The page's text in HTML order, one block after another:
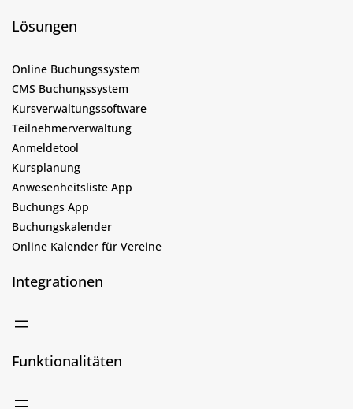
Lösungen
Online Buchungssystem
CMS Buchungssystem
Kursverwaltungssoftware
Teilnehmerverwaltung
Anmeldetool
Kursplanung
Anwesenheitsliste App
Buchungs App
Buchungskalender
Online Kalender für Vereine
Integrationen
Funktionalitäten